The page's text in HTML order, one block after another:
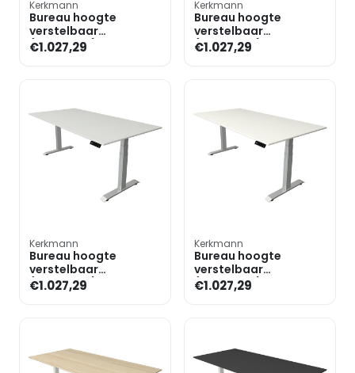
Kerkmann
Bureau hoogte
verstelbaar
(elektrisch) »Move 4«
200 cm T-poot
€1.027,29
Kerkmann
Bureau hoogte
verstelbaar
(elektrisch) »Move 4«
200 cm T-poot
€1.027,29
Kerkmann
Bureau hoogte
verstelbaar
(elektrisch) »Move 4«
200 cm T-poot
€1.027,29
Kerkmann
Bureau hoogte
verstelbaar
(elektrisch) »Move 4«
200 cm T-poot
€1.027,29